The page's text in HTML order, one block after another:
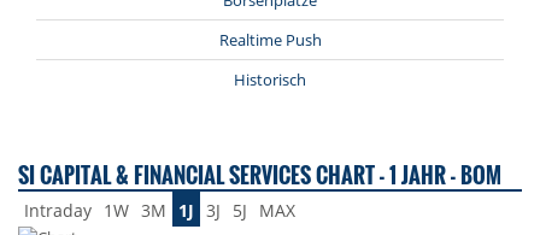
Realtime Push
Historisch
SI CAPITAL & FINANCIAL SERVICES CHART - 1 JAHR - BOM
Intraday 1W 3M 1J 3J 5J MAX